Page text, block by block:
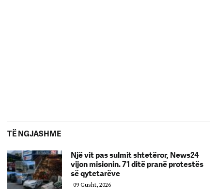
TË NGJASHME
Një vit pas sulmit shtetëror, News24
vijon misionin. 71 ditë pranë protestës
së qytetarëve
09 Gusht, 2026